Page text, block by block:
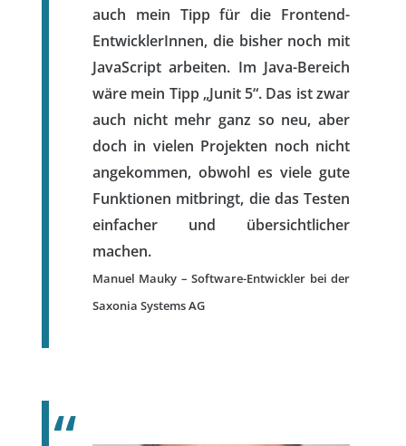
auch mein Tipp für die Frontend-
EntwicklerInnen, die bisher noch mit
JavaScript arbeiten. Im Java-Bereich
wäre mein Tipp „Junit 5“. Das ist zwar
auch nicht mehr ganz so neu, aber
doch in vielen Projekten noch nicht
angekommen, obwohl es viele gute
Funktionen mitbringt, die das Testen
einfacher und übersichtlicher
machen.
Manuel Mauky – Software-Entwickler bei der
Saxonia Systems AG